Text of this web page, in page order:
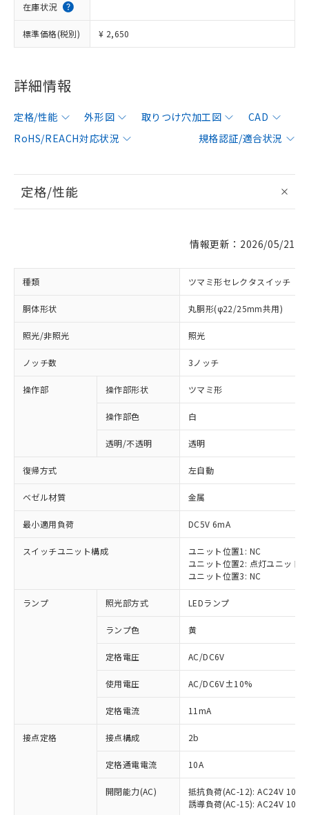
在庫状況
標準価格(税別) ¥ 2,650
詳細情報
定格/性能 外形図 取りつけ穴加工図
CAD
RoHS/REACH対応状況
規格認証/適合状況
定格/性能
情報更新：2026/05/21
種類 ツマミ形セレクタスイッチ
胴体形状 丸胴形(φ22/25mm共用)
照光/非照光 照光
ノッチ数 3ノッチ
操作部 操作部形状 ツマミ形
操作部色 白
透明/不透明 透明
復帰方式 左自動
ベゼル材質 金属
最小適用負荷 DC5V 6mA
スイッチユニット構成
ユニット位置1: NC
ユニット位置2: 点灯ユニット
ユニット位置3: NC
ランプ 照光部方式 LEDランプ
ランプ色 黄
定格電圧 AC/DC6V
使用電圧 AC/DC6V±10%
定格電流 11mA
接点定格 接点構成 2b
定格通電電流 10A
開閉能力(AC)
抵抗負荷(AC-12): AC24V 10A/
誘導負荷(AC-15): AC24V
ご利用条件
以下の条件をお読みいただき、同意のうえ
ご利用ください。
本サービスは、当社制御機器事業取扱
商品の当社在庫状況および標準価格
(税抜)を提供させていただくもので
当社制御機器事業取扱商品の中には、
対応済み：EU RoHS指令（10物質）の
非含有に対応した製品が提供可能な商品で
対応予定：EU RoHS指令（10物質）の非含
有に対応した製品に切り替える予定のある
対応予定なし：EU RoHS指令（10物質）の
非含有に非対応の商品で、対応品を出す予
調査・確認中：EU RoHS指令（10物質）の
非含有の対応状況を調査中または確認中の
非該当品：ライセンス料など無形物で、有
害物質有無と関係のない商品です。
仕入先様の事情により、非含有部品として
「○」：最大均質材料含有率が中国RoHSの
基準値以下であることを示します。
「×」：最大均質材料含有率が中国RoHSの